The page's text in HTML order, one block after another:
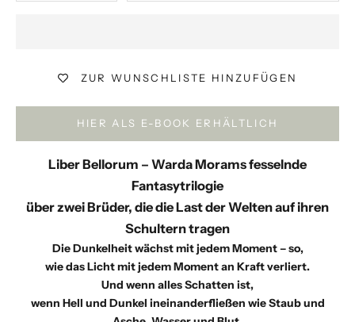
ZUR WUNSCHLISTE HINZUFÜGEN
HIER ALS E-BOOK ERHÄLTLICH
Liber Bellorum – Warda Morams fesselnde
Fantasytrilogie
über zwei Brüder, die die Last der Welten auf ihren
Schultern tragen
Die Dunkelheit wächst mit jedem Moment – so,
wie das Licht mit jedem Moment an Kraft verliert.
Und wenn alles Schatten ist,
wenn Hell und Dunkel ineinanderfließen wie Staub und